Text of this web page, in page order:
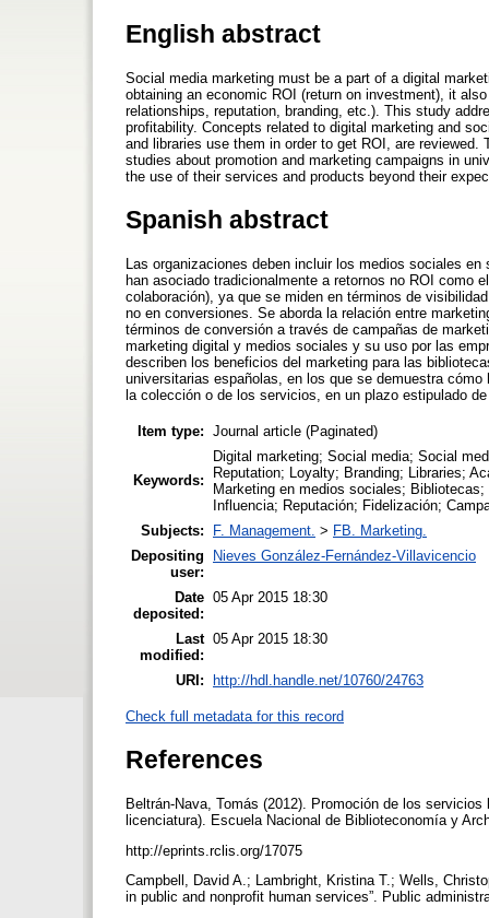
English abstract
Social media marketing must be a part of a digital
obtaining an economic ROI (return on investment), it
relationships, reputation, branding, etc.). This study
profitability. Concepts related to digital marketing and
and libraries use them in order to get ROI, are
studies about promotion and marketing campaigns in
the use of their services and products beyond their
Spanish abstract
Las organizaciones deben incluir los medios sociales
han asociado tradicionalmente a retornos no ROI como
colaboración), ya que se miden en términos de
no en conversiones. Se aborda la relación entre
términos de conversión a través de campañas de
marketing digital y medios sociales y su uso por las
describen los beneficios del marketing para las
universitarias españolas, en los que se demuestra
la colección o de los servicios, en un plazo estipulado
Item type: Journal article (Paginated)
Keywords:
Digital marketing; Social media; Social
Reputation; Loyalty; Branding; Libraries;
Marketing en medios sociales;
Influencia; Reputación; Fidelización;
Subjects:
F. Management. > FB. Marketing.
Depositing
user:
Nieves González-Fernández-Villavicencio
Date
deposited:
05 Apr 2015 18:30
Last
modified:
05 Apr 2015 18:30
URI: http://hdl.handle.net/10760/24763
Check full metadata for this record
References
Beltrán-Nava, Tomás (2012). Promoción de los
licenciatura). Escuela Nacional de Biblioteconomía y
http://eprints.rclis.org/17075
Campbell, David A.; Lambright, Kristina T.; Wells,
in public and nonprofit human services”. Public